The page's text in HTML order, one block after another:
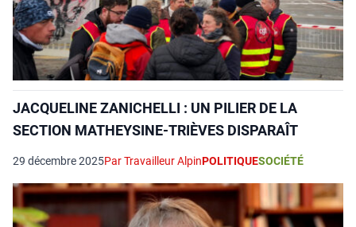
JACQUELINE ZANICHELLI : UN PILIER DE LA
SECTION MATHEYSINE-TRIÈVES DISPARAÎT
29 décembre 2025Par Travailleur AlpinPOLITIQUESOCIÉTÉ